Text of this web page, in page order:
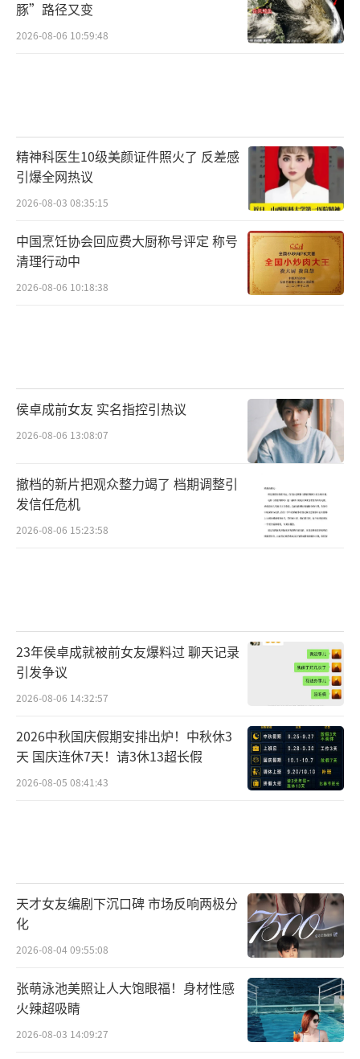
豚”路径又变
2026-08-06 10:59:48
精神科医生10级美颜证件照火了 反差感
引爆全网热议
2026-08-03 08:35:15
中国烹饪协会回应费大厨称号评定 称号
清理行动中
2026-08-06 10:18:38
侯卓成前女友 实名指控引热议
2026-08-06 13:08:07
撤档的新片把观众整力竭了 档期调整引
发信任危机
2026-08-06 15:23:58
23年侯卓成就被前女友爆料过 聊天记录
引发争议
2026-08-06 14:32:57
2026中秋国庆假期安排出炉！中秋休3
天 国庆连休7天！请3休13超长假
2026-08-05 08:41:43
天才女友编剧下沉口碑 市场反响两极分
化
2026-08-04 09:55:08
张萌泳池美照让人大饱眼福！身材性感
火辣超吸睛
2026-08-03 14:09:27